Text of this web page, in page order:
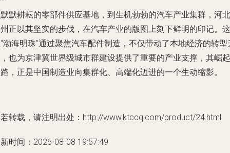
默耕耘的零部件供应基地，到生机勃勃的汽车产业集群，河北
正以其坚实的步伐，在汽车产业的版图上刻下鲜明的印记。这
渤海明珠”通过聚焦汽车配件制造，不仅带动了本地经济的转型
也为京津冀世界级城市群建设提供了重要的产业支撑，其崛起
，正是中国制造业向集群化、高端化迈进的一个生动缩影。
转载，请注明出处：http://www.ktccq.com/product/24.html
时间：2026-08-08 19:57:49